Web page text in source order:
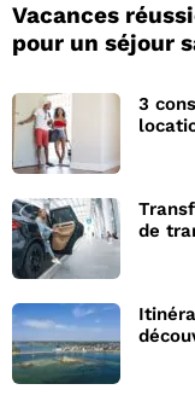
Vacances
pour un séjour
3
de